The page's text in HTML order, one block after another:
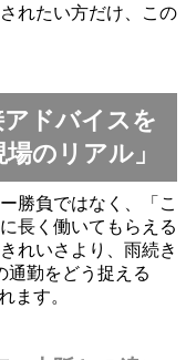
れたい方だけ、この
ドバイスを
のリアル」
勝負ではなく、「こ
長く働いてもらえる
れいさより、雨続き
通勤をどう捉える
ます。